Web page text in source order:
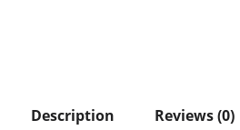
Description Reviews (0)